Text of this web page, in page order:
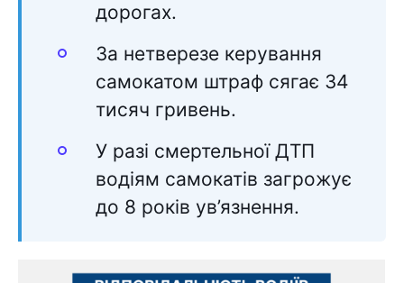
дорогах.
За нетверезе керування
самокатом штраф сягає 34
тисяч гривень.
У разі смертельної ДТП
водіям самокатів загрожує
до 8 років ув’язнення.